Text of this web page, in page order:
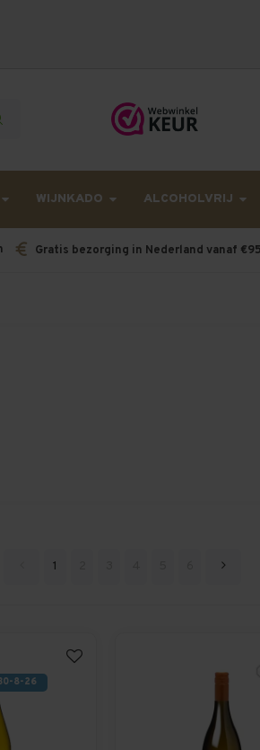
- Bestellingen van het weekend en
WIJNKADO ALCOHOLVRIJ
Gratis bezorging in Nederland vanaf
1
8-26